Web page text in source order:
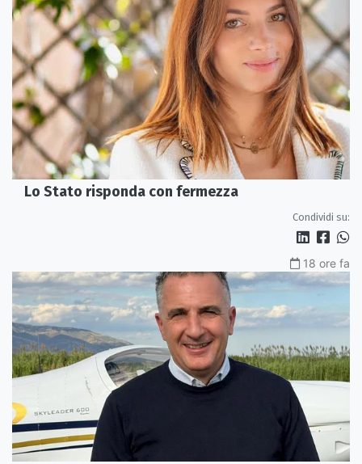
Lo Stato risponda con fermezza
Condividi su:
18 ore fa